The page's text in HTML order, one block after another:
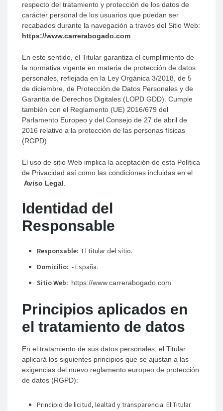
respecto del tratamiento y protección de los datos de
carácter personal de los usuarios que puedan ser
recabados durante la navegación a través del Sitio Web:
https://www.carrerabogado.com
En este sentido, el Titular garantiza el cumplimiento de
la normativa vigente en materia de protección de datos
personales, reflejada en la Ley Orgánica 3/2018, de 5
de diciembre, de Protección de Datos Personales y de
Garantía de Derechos Digitales (LOPD GDD). Cumple
también con el Reglamento (UE) 2016/679 del
Parlamento Europeo y del Consejo de 27 de abril de
2016 relativo a la protección de las personas físicas
(RGPD).
El uso de sitio Web implica la aceptación de esta Política
de Privacidad así como las condiciones incluidas en el
Aviso Legal
Identidad del
Responsable
Responsable: El titular del sitio.
Domicilio: - España.
Sitio Web: https://www.carrerabogado.com
Principios aplicados en
el tratamiento de datos
En el tratamiento de sus datos personales, el Titular
aplicará los siguientes principios que se ajustan a las
exigencias del nuevo reglamento europeo de protección
de datos (RGPD):
Principio de licitud, lealtad y transparencia: El Titular